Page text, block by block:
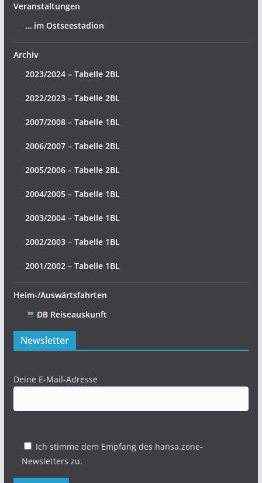
Veranstaltungen
… im Ostseestadion
Archiv
2023/2024 – Tabelle 2BL
2022/2023 – Tabelle 2BL
2007/2008 – Tabelle 1BL
2006/2007 – Tabelle 2BL
2005/2006 – Tabelle 2BL
2004/2005 – Tabelle 1BL
2003/2004 – Tabelle 1BL
2002/2003 – Tabelle 1BL
2001/2002 – Tabelle 1BL
Heim-/Auswärtsfahrten
DB Reiseauskunft
Newsletter
Deine E-Mail-Adresse
Ich stimme dem Empfang des hansa.zone-
Newsletters zu.